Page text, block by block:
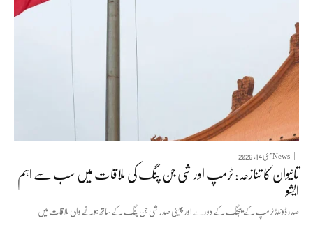
Newsمئی 14, 2026
تائیوان کا تنازعہ: ٹرمپ اور شی جن پنگ کی ملاقات میں سب سے اہم
ایشو
صدر ڈونلڈ ٹرمپ کے بیجنگ کے دورے اور چینی صدر شی جن پنگ کے ساتھ ہونے والی ملاقات میں...